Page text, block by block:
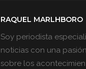
RAQUEL MARLHBORO
Soy periodista
noticias con una
sobre los